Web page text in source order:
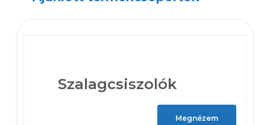
Szalagcsiszolók
Megnézem